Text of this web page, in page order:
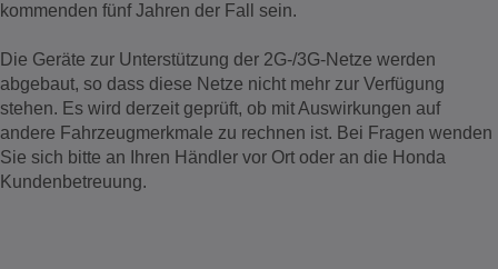
kommenden fünf Jahren der Fall sein.
Die Geräte zur Unterstützung der 2G-/3G-Netze werden
abgebaut, so dass diese Netze nicht mehr zur Verfügung
stehen. Es wird derzeit geprüft, ob mit Auswirkungen auf
andere Fahrzeugmerkmale zu rechnen ist. Bei Fragen wenden
Sie sich bitte an Ihren Händler vor Ort oder an die Honda
Kundenbetreuung.